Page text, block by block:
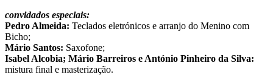
convidados especiais:
Pedro Almeida: Teclados eletrónicos e arranjo do Menino com
Bicho;
Mário Santos: Saxofone;
Isabel Alcobia; Mário Barreiros e António Pinheiro da Silva:
mistura final e masterização.